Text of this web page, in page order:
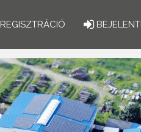
REGISZTRÁCIÓ